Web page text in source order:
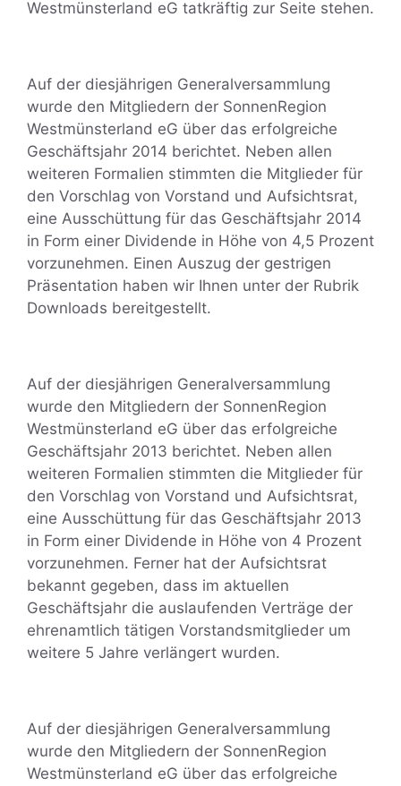
Westmünsterland eG tatkräftig zur Seite stehen.
Auf der diesjährigen Generalversammlung
wurde den Mitgliedern der SonnenRegion
Westmünsterland eG über das erfolgreiche
Geschäftsjahr 2014 berichtet. Neben allen
weiteren Formalien stimmten die Mitglieder für
den Vorschlag von Vorstand und Aufsichtsrat,
eine Ausschüttung für das Geschäftsjahr 2014
in Form einer Dividende in Höhe von 4,5 Prozent
vorzunehmen. Einen Auszug der gestrigen
Präsentation haben wir Ihnen unter der Rubrik
Downloads bereitgestellt.
Auf der diesjährigen Generalversammlung
wurde den Mitgliedern der SonnenRegion
Westmünsterland eG über das erfolgreiche
Geschäftsjahr 2013 berichtet. Neben allen
weiteren Formalien stimmten die Mitglieder für
den Vorschlag von Vorstand und Aufsichtsrat,
eine Ausschüttung für das Geschäftsjahr 2013
in Form einer Dividende in Höhe von 4 Prozent
vorzunehmen. Ferner hat der Aufsichtsrat
bekannt gegeben, dass im aktuellen
Geschäftsjahr die auslaufenden Verträge der
ehrenamtlich tätigen Vorstandsmitglieder um
weitere 5 Jahre verlängert wurden.
Auf der diesjährigen Generalversammlung
wurde den Mitgliedern der SonnenRegion
Westmünsterland eG über das erfolgreiche